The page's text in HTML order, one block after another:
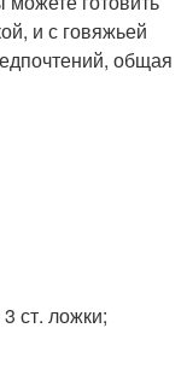
и с говяжьей
общая
ст. ложки;